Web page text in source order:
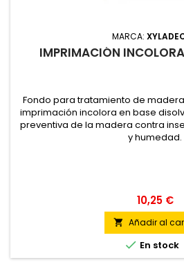
MARCA:
IMPRIMACIÓN
Fondo para tratamiento de
imprimación incolora en base
preventiva de la madera contra
y humedad.
10,25 €
 Añadir al
 En stock